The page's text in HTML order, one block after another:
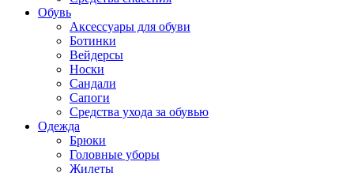
Обувь
Аксессуары для обуви
Ботинки
Вейдерсы
Носки
Сандали
Сапоги
Средства ухода за обувью
Одежда
Брюки
Головные уборы
Жилеты